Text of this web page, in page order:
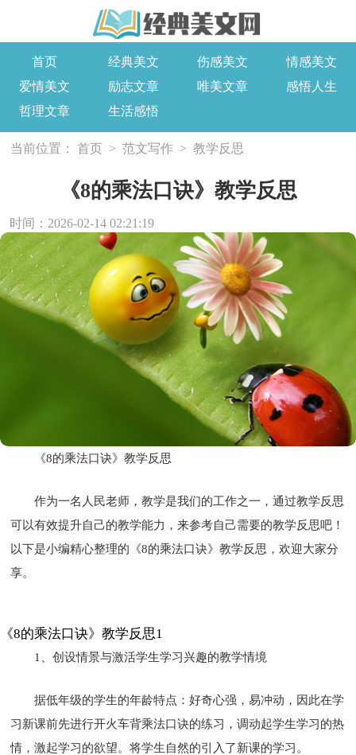
首页 经典美文 伤感美文
情感美文
爱情美文
励志文章 唯美文章
感悟人生
哲理文章
生活感悟
当前位置： 首页 > 范文写作 > 教学反思
《8的乘法口诀》教学反思
时间：2026-02-14 02:21:19
《8的乘法口诀》教学反思
作为一名人民老师，教学是我们的工作之一，通过教学反思
可以有效提升自己的教学能力，来参考自己需要的教学反思吧！
以下是小编精心整理的《8的乘法口诀》教学反思，欢迎大家分
享。
《8的乘法口诀》教学反思1
1、创设情景与激活学生学习兴趣的教学情境
据低年级的学生的年龄特点：好奇心强，易冲动，因此在学
习新课前先进行开火车背乘法口诀的练习，调动起学生学习的热
情，激起学习的欲望。将学生自然的引入了新课的学习。